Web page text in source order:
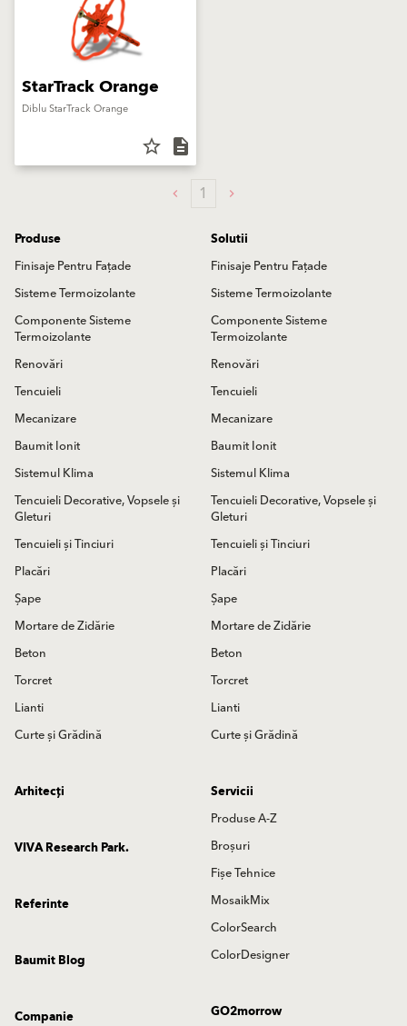
StarTrack Orange
Diblu StarTrack Orange
star_border description
1
Produse
Finisaje Pentru Fațade
Sisteme Termoizolante
Componente Sisteme
Termoizolante
Renovări
Tencuieli
Mecanizare
Baumit Ionit
Sistemul Klima
Tencuieli Decorative, Vopsele și
Gleturi
Tencuieli și Tinciuri
Placări
Șape
Mortare de Zidărie
Beton
Torcret
Lianti
Curte și Grădină
Solutii
Finisaje Pentru Fațade
Sisteme Termoizolante
Componente Sisteme
Termoizolante
Renovări
Tencuieli
Mecanizare
Baumit Ionit
Sistemul Klima
Tencuieli Decorative, Vopsele și
Gleturi
Tencuieli și Tinciuri
Placări
Șape
Mortare de Zidărie
Beton
Torcret
Lianti
Curte și Grădină
Arhitecți
Servicii
Produse A-Z
Broșuri
Fișe Tehnice
MosaikMix
ColorSearch
ColorDesigner
VIVA Research Park.
Referinte
Baumit Blog
GO2morrow
Companie